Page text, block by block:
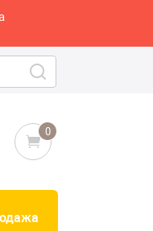
0